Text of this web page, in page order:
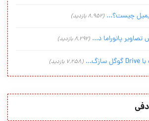
(8,952 بازدید)
پانوراما د... (8,292 بازدید)
(7,258 بازدید)